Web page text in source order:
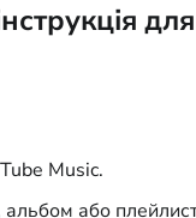
Music.
альбом або